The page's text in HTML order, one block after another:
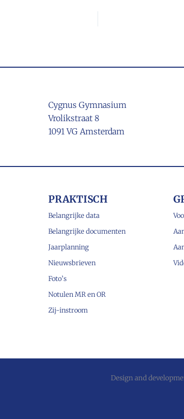
Cygnus Gymnasium
Vrolikstraat 8
1091 VG Amsterdam
PRAKTISCH
Belangrijke data
Belangrijke documenten
Jaarplanning
Nieuwsbrieven
Foto’s
Notulen MR en OR
Zij-instroom
Design and